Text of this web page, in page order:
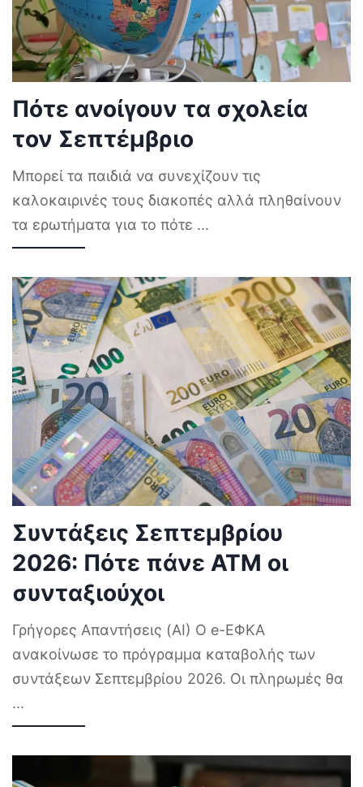
Πότε ανοίγουν τα σχολεία
τον Σεπτέμβριο
Μπορεί τα παιδιά να συνεχίζουν τις
καλοκαιρινές τους διακοπές αλλά πληθαίνουν
τα ερωτήματα για το πότε ...
Συντάξεις Σεπτεμβρίου
2026: Πότε πάνε ΑΤΜ οι
συνταξιούχοι
Γρήγορες Απαντήσεις (AI) Ο e-ΕΦΚΑ
ανακοίνωσε το πρόγραμμα καταβολής των
συντάξεων Σεπτεμβρίου 2026. Οι πληρωμές θα
...